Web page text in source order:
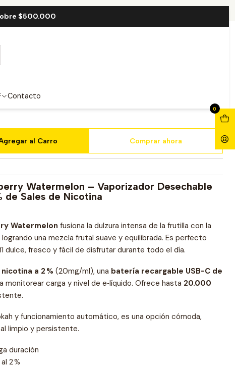
$500.000
Contacto
0
Watermelon
al Carro Comprar ahora
Watermelon – Vaporizador Desechable
de Sales de Nicotina
Watermelon fusiona la dulzura intensa de la frutilla con la
una mezcla frutal suave y equilibrada. Es perfecto
dulce, fresco y fácil de disfrutar durante todo el día.
a 2 % (20mg/ml), una batería recargable USB-C de
monitorear carga y nivel de e‑líquido. Ofrece hasta 20.000
y funcionamiento automático, es una opción cómoda,
limpio y persistente.
duración
2 %